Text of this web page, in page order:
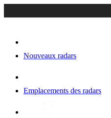
Nouveaux radars
Emplacements des radars